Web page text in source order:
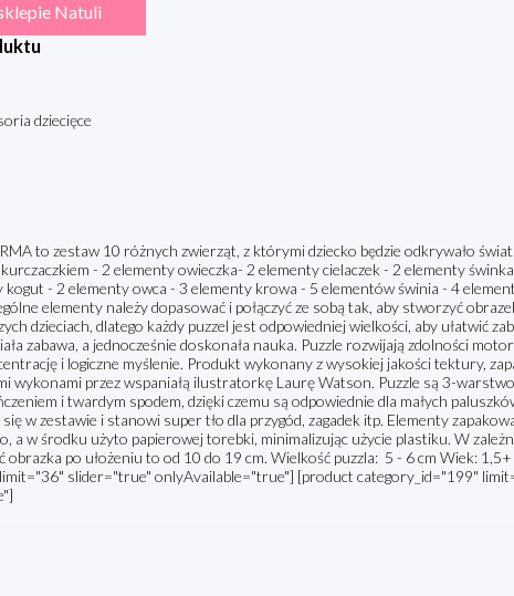
Natuli
dziecięce
to zestaw 10 różnych zwierząt, z którymi dziecko będzie odkrywało
- 2 elementy owieczka- 2 elementy cielaczek - 2 elementy
kogut - 2 elementy owca - 3 elementy krowa - 5 elementów świnia - 4
elementy należy dopasować i połączyć ze sobą tak, aby stworzyć
dzieciach, dlatego każdy puzzel jest odpowiedniej wielkości, aby ułatwić
zabawa, a jednocześnie doskonała nauka. Puzzle rozwijają zdolności
i logiczne myślenie. Produkt wykonany z wysokiej jakości tektury,
wykonami przez wspaniałą ilustratorkę Laurę Watson. Puzzle są 3-
i twardym spodem, dzięki czemu są odpowiednie dla małych
w zestawie i stanowi super tło dla przygód, zagadek itp. Elementy
a w środku użyto papierowej torebki, minimalizując użycie plastiku. W
obrazka po ułożeniu to od 10 do 19 cm. Wielkość puzzla: 5 - 6 cm Wiek:
slider="true" onlyAvailable="true"] [product category_id="199"